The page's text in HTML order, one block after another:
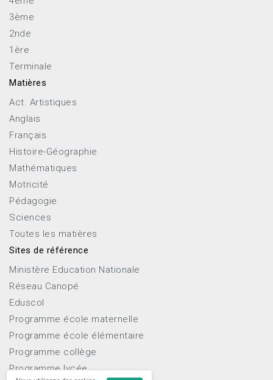
3ème
2nde
1ère
Terminale
Matières
Act. Artistiques
Anglais
Français
Histoire-Géographie
Mathématiques
Motricité
Pédagogie
Sciences
Toutes les matières
Sites de référence
Ministère Education Nationale
Réseau Canopé
Eduscol
Programme école maternelle
Programme école élémentaire
Programme collège
Programme lycée